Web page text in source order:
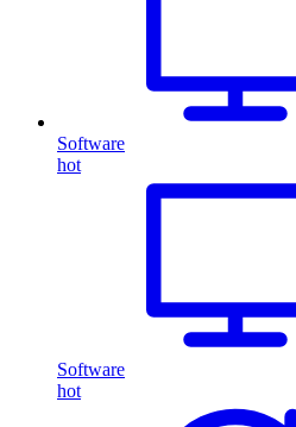
Software
hot
Software
hot